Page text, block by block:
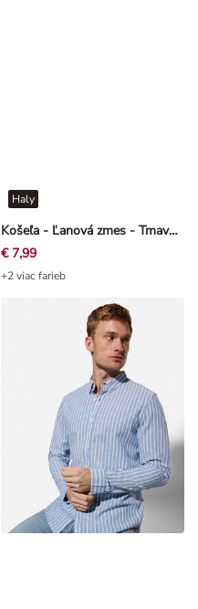
Košeľa - Ľanová zmes - Tmavomodrá
Haly
€ 7,99
+2 viac farieb